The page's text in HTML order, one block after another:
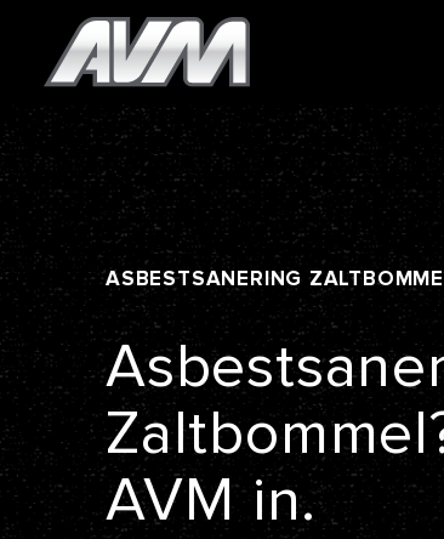
ASBESTSANERING
AVM in.